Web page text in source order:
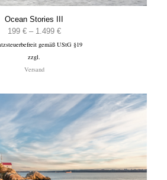
Ocean Stories III
199 € – 1.499 €Preisspanne:
199 €
gemäß UStG §19
zzgl.
Versand